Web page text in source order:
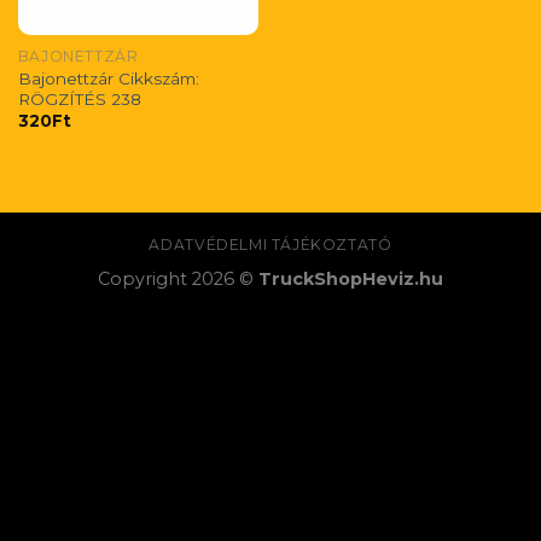
BAJONETTZÁR
Bajonettzár Cikkszám:
RÖGZÍTÉS 238
320Ft
ADATVÉDELMI TÁJÉKOZTATÓ
Copyright 2026 © TruckShopHeviz.hu